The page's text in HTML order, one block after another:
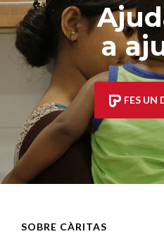
a
FES UN
SOBRE CÀRITAS